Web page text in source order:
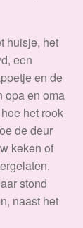
huisje, het
een
en de
opa en oma
het rook
de deur
keken of
stond
naast het